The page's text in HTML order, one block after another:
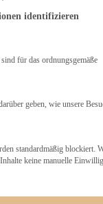
identifizieren
erteilt werden
für das ordnungsgemäße
geben, wie unsere
standardmäßig blockiert.
keine manuelle